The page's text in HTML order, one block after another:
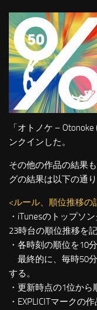
「オトノケ –
ンクインした。
その他の作品の結果
グの結果は以下の通り
<ルール、順位推移の
・iTunesのトップソ
23時台の順位推移を記
・各時刻の順位を10
最終的に、毎時50
する。
・更新時点の1位から
・EXPLICITマークの